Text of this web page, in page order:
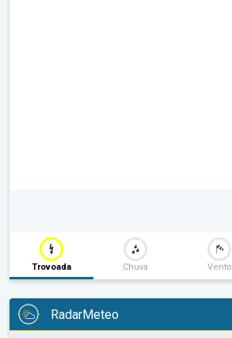
Trovoada Chuva Vento
RadarMeteo